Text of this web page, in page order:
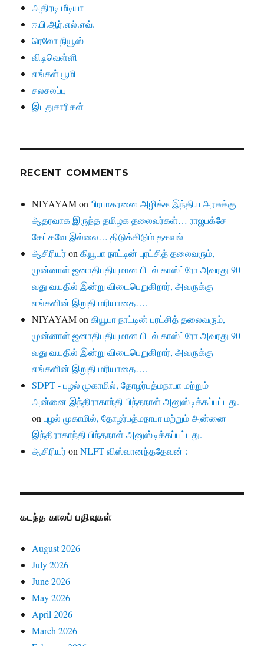
அதிரடி மீடியா
ஈ.பி.ஆர்.எல்.எவ்.
ரெலோ நியூஸ்
விடிவெள்ளி
எங்கள் பூமி
சலசலப்பு
இடதுசாரிகள்
RECENT COMMENTS
NIYAYAMonபிரபாகரனை அழிக்க இந்திய அரசுக்கு
ஆதரவாக இருந்த தமிழக தலைவர்கள்… ராஜபக்சே
கேட்கவே இல்லை… திடுக்கிடும் தகவல்
ஆசிரியர்onகியூபா நாட்டின் புரட்சித் தலைவரும்,
முன்னாள் ஜனாதிபதியுமான பிடல் காஸ்ட்ரோ அவரது 90-
வது வயதில் இன்று விடைபெறுகிறார், அவருக்கு
எங்களின் இறுதி மரியாதை….
NIYAYAMonகியூபா நாட்டின் புரட்சித் தலைவரும்,
முன்னாள் ஜனாதிபதியுமான பிடல் காஸ்ட்ரோ அவரது 90-
வது வயதில் இன்று விடைபெறுகிறார், அவருக்கு
எங்களின் இறுதி மரியாதை….
SDPT - புழல் முகாமில், தோழர்பத்மநாபா மற்றும்
அன்னை இந்திராகாந்தி பிந்தநாள் அனுஸ்டிக்கப்பட்டது.
onபுழல் முகாமில், தோழர்பத்மநாபா மற்றும் அன்னை
இந்திராகாந்தி பிந்தநாள் அனுஸ்டிக்கப்பட்டது.
ஆசிரியர்onNLFT விஸ்வானந்ததேவன் :
கடந்த காலப் பதிவுகள்
August 2026
July 2026
June 2026
May 2026
April 2026
March 2026